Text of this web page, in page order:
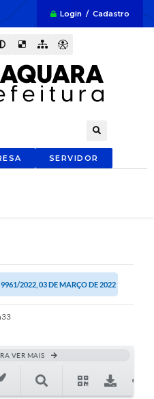
Login / Cadastro
SERVIDOR
9961/2022, 03 DE MARÇO DE 2022
VER MAIS